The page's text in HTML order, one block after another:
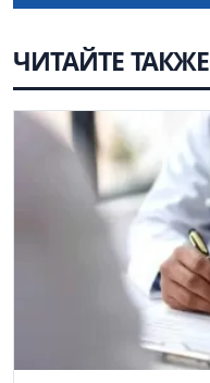
ЧИТАЙТЕ ТАКЖЕ